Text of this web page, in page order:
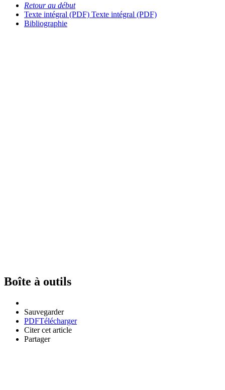
Retour au début
Texte intégral (PDF) Texte intégral (PDF)
Bibliographie
Boîte à outils
Sauvegarder
PDFTélécharger
Citer cet article
Partager